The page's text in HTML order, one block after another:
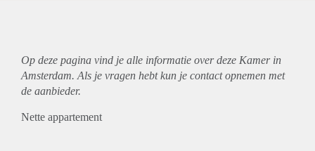
Op deze pagina vind je alle informatie over deze Kamer in
Amsterdam. Als je vragen hebt kun je contact opnemen met
de aanbieder.
Nette appartement